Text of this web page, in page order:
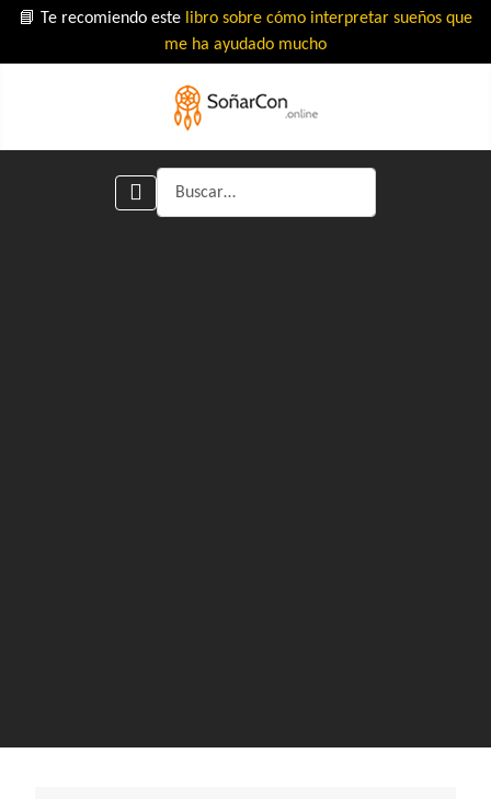
📘 Te recomiendo este libro sobre cómo interpretar sueños que
me ha ayudado mucho
Buscar